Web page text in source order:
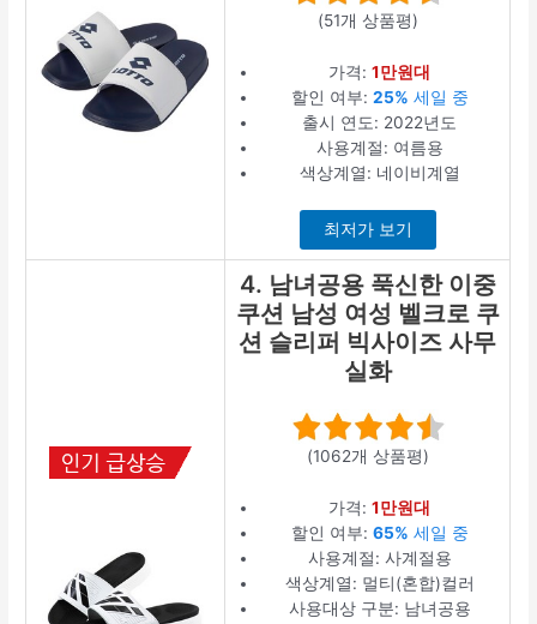
(51개 상품평)
가격:1만원대
할인 여부: 25% 세일 중
출시 연도: 2022년도
사용계절: 여름용
색상계열: 네이비계열
최저가 보기
4. 남녀공용 푹신한 이중
쿠션 남성 여성 벨크로 쿠
션 슬리퍼 빅사이즈 사무
실화
(1062개 상품평)
가격:1만원대
할인 여부: 65% 세일 중
사용계절: 사계절용
색상계열: 멀티(혼합)컬러
사용대상 구분: 남녀공용